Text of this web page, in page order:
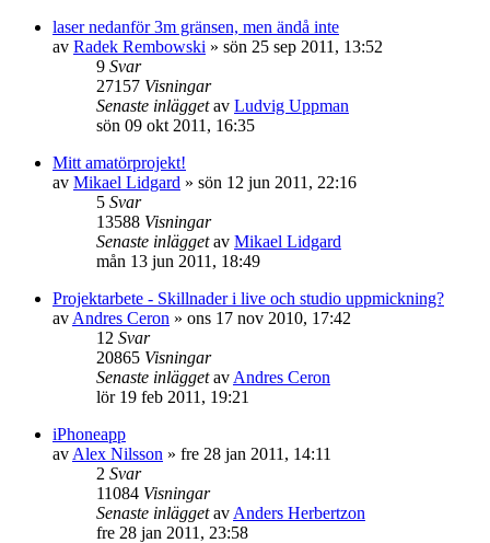
laser nedanför 3m gränsen, men ändå inte
av Radek Rembowski » sön 25 sep 2011, 13:52
9 Svar
27157 Visningar
Senaste inläggetav Ludvig Uppman
sön 09 okt 2011, 16:35
Mitt amatörprojekt!
av Mikael Lidgard » sön 12 jun 2011, 22:16
5 Svar
13588 Visningar
Senaste inläggetav Mikael Lidgard
mån 13 jun 2011, 18:49
Projektarbete - Skillnader i live och studio uppmickning?
av Andres Ceron » ons 17 nov 2010, 17:42
12 Svar
20865 Visningar
Senaste inläggetav Andres Ceron
lör 19 feb 2011, 19:21
iPhoneapp
av Alex Nilsson » fre 28 jan 2011, 14:11
2 Svar
11084 Visningar
Senaste inläggetav Anders Herbertzon
fre 28 jan 2011, 23:58